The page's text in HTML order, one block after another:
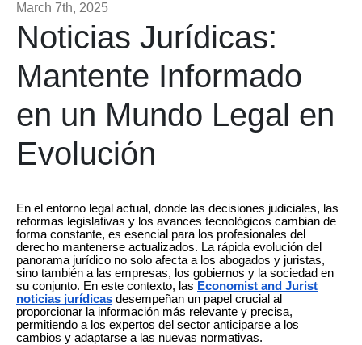
March 7th, 2025
Noticias Jurídicas:
Mantente Informado
en un Mundo Legal en
Evolución
En el entorno legal actual, donde las decisiones judiciales, las
reformas legislativas y los avances tecnológicos cambian de
forma constante, es esencial para los profesionales del
derecho mantenerse actualizados. La rápida evolución del
panorama jurídico no solo afecta a los abogados y juristas,
sino también a las empresas, los gobiernos y la sociedad en
su conjunto. En este contexto, las Economist and Jurist
noticias jurídicas desempeñan un papel crucial al
proporcionar la información más relevante y precisa,
permitiendo a los expertos del sector anticiparse a los
cambios y adaptarse a las nuevas normativas.